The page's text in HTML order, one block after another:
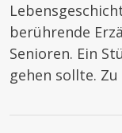
berührende
Senioren. Ein
gehen sollte.